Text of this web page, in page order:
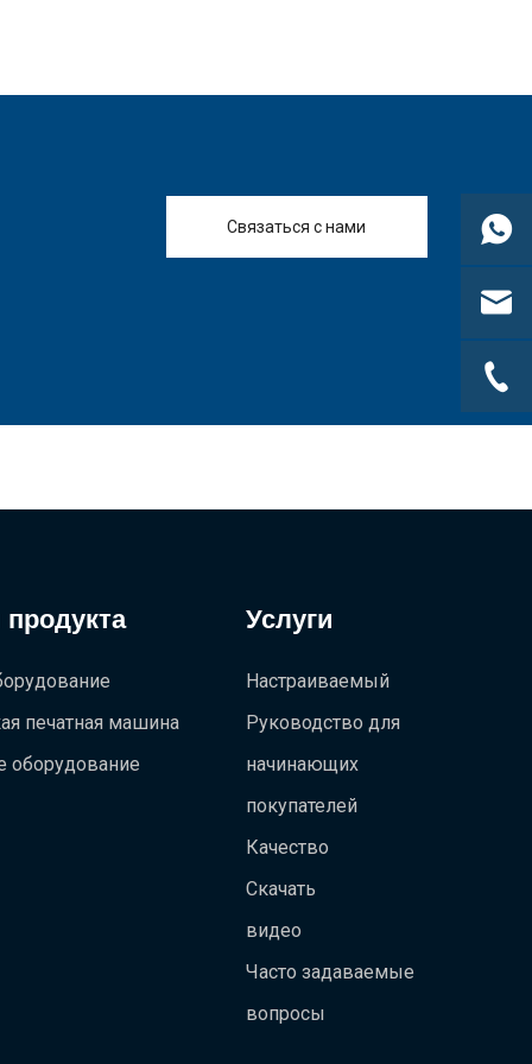
Связаться с нами
продукта
печатная машина
оборудование
Услуги
Настраиваемый
Руководство для
начинающих
покупателей
Качество
Скачать
видео
Часто задаваемые
вопросы